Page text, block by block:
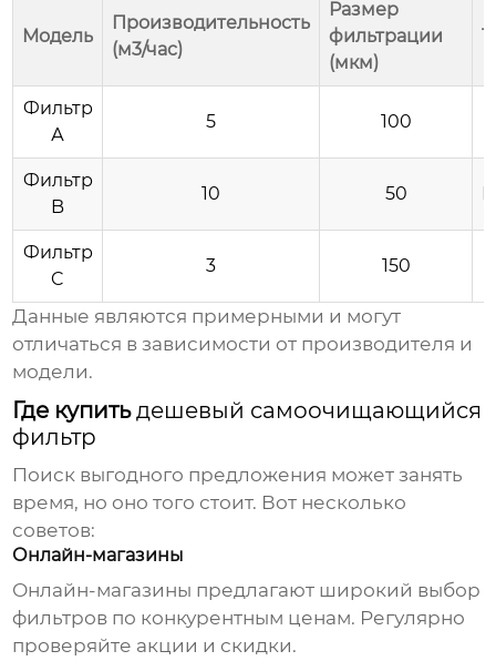
Модель
Производительность
(м3/час)
Размер
фильтрации
(мкм)
Фильтр
А
5 100
Фильтр
B
10 50
Фильтр
C
3 150
Данные являются примерными и могут
отличаться в зависимости от производителя и
модели.
Где купитьдешевый самоочищающийся
фильтр
Поиск выгодного предложения может занять
время, но оно того стоит. Вот несколько
советов:
Онлайн-магазины
Онлайн-магазины предлагают широкий выбор
фильтров по конкурентным ценам. Регулярно
проверяйте акции и скидки.